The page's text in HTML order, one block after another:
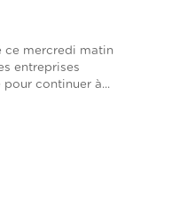
ce mercredi matin
entreprises
pour continuer à...